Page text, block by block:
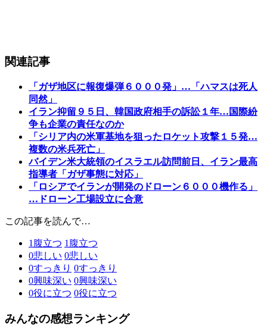
関連記事
「ガザ地区に報復爆弾６０００発」…「ハマスは死人
同然」
イラン抑留９５日、韓国政府相手の訴訟１年…国際紛
争も企業の責任なのか
「シリア内の米軍基地を狙ったロケット攻撃１５発…
複数の米兵死亡」
バイデン米大統領のイスラエル訪問前日、イラン最高
指導者「ガザ事態に対応」
「ロシアでイランが開発のドローン６０００機作る」
…ドローン工場設立に合意
この記事を読んで…
1 腹立つ 1 腹立つ
0悲しい 0悲しい
0すっきり 0すっきり
0興味深い 0興味深い
0役に立つ 0役に立つ
みんなの感想ランキング